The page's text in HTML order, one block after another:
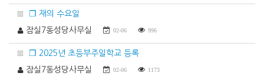
❐ 재의 수요일
잠실7동성당사무실
02-06 996
❐ 2025년 초등부주일학교 등록
잠실7동성당사무실
02-06 1173